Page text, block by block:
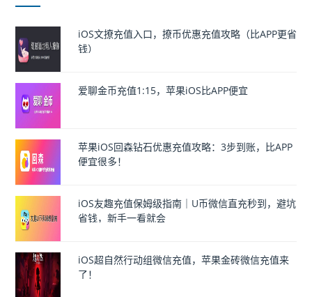
iOS文撩充值入口，撩币优惠充值攻略（比APP更省
钱）
爱聊金币充值1:15，苹果iOS比APP便宜
苹果iOS回森钻石优惠充值攻略：3步到账，比APP
便宜很多！
iOS友趣充值保姆级指南｜U币微信直充秒到，避坑
省钱，新手一看就会
iOS超自然行动组微信充值，苹果金砖微信充值来
了！